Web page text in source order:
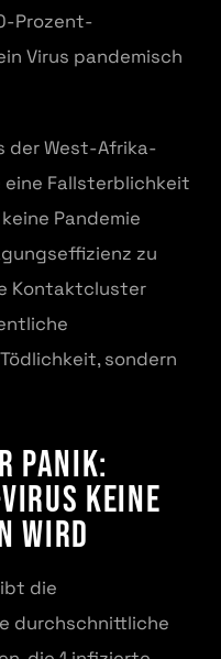
Prozent-
Virus pandemisch
der West-Afrika-
eine Fallsterblichkeit
Pandemie
zu
Kontaktcluster
sondern
Panik:
keine
wird
die
durchschnittliche